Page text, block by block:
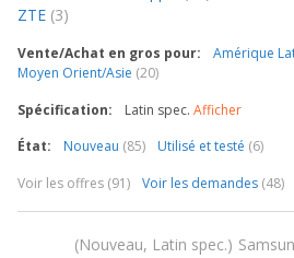
ZTE (3)
Vente/Achat en gros pour: Amérique
Moyen Orient/Asie (20)
Spécification:
Latin spec. Afficher
État:
Nouveau (85) Utilisé et testé (6)
Voir les offres (91)
Voir les demandes (48)
Nouveau, Latin spec.